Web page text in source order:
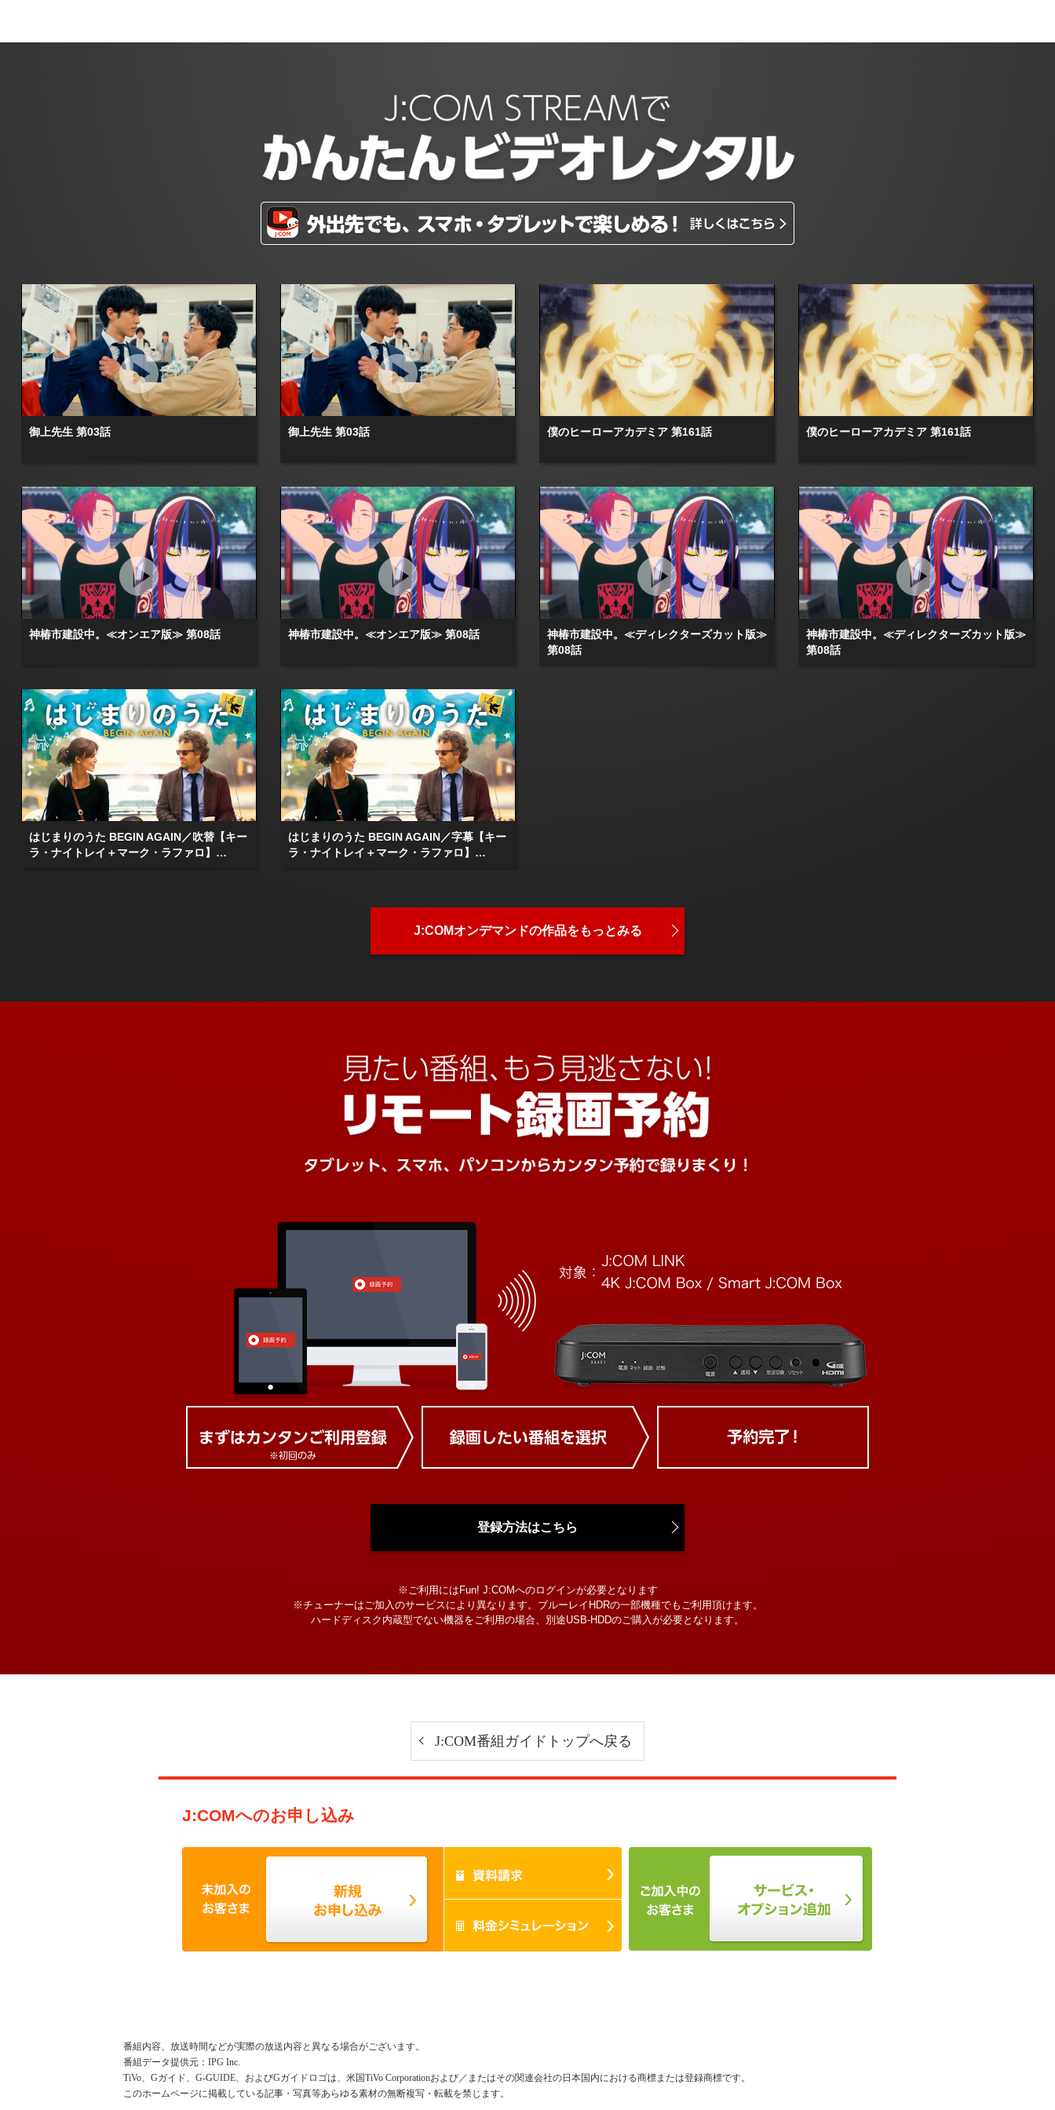
御上先生 第03話 御上先生 第03話 僕のヒーローアカデミア 第161話 僕のヒーローアカデミア 第161話
神椿市建設中。≪オンエア版≫ 第08話 神椿市建設中。≪オンエア版≫ 第08話
神椿市建設中。≪ディレクターズカット版≫
第08話
神椿市建設中。≪ディレクターズカット版≫
第08話
はじまりのうた BEGIN AGAIN／吹替【キー
ラ・ナイトレイ＋マーク・ラファロ】…
はじまりのうた BEGIN AGAIN／字幕【キー
ラ・ナイトレイ＋マーク・ラファロ】…
J:COMオンデマンドの作品をもっとみる
登録方法はこちら
※ご利用にはFun! J:COMへのログインが必要となります
※チューナーはご加入のサービスにより異なります。ブルーレイHDRの一部機種でもご利用頂けます。
ハードディスク内蔵型でない機器をご利用の場合、別途USB-HDDのご購入が必要となります。
J:COM番組ガイドトップへ戻る
J:COMへのお申し込み
番組内容、放送時間などが実際の放送内容と異なる場合がございます。
番組データ提供元：IPG Inc.
TiVo、Gガイド、G-GUIDE、およびGガイドロゴは、米国TiVo Corporationおよび／またはその関連会社の日本国内における商標または登録商標です。
このホームページに掲載している記事・写真等あらゆる素材の無断複写・転載を禁じます。